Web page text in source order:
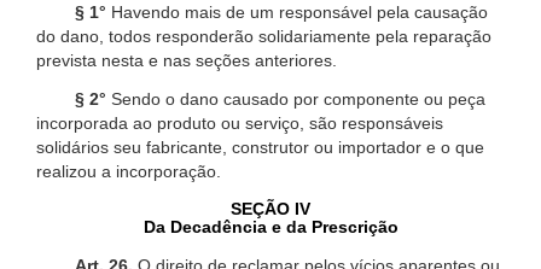
§ 1° Havendo mais de um responsável pela causação
do dano, todos responderão solidariamente pela reparação
prevista nesta e nas seções anteriores.
§ 2° Sendo o dano causado por componente ou peça
incorporada ao produto ou serviço, são responsáveis
solidários seu fabricante, construtor ou importador e o que
realizou a incorporação.
SEÇÃO IV
Da Decadência e da Prescrição
Art. 26. O direito de reclamar pelos vícios aparentes ou